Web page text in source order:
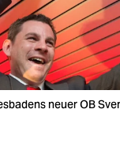
neuer OB